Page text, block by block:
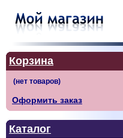
Корзина
Оформить заказ
Каталог